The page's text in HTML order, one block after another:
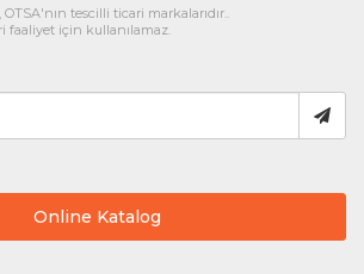
tescilli ticari markalarıdır..
için kullanılamaz.
Online Katalog